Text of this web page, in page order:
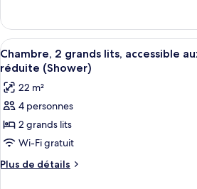
Chambre,
très
grand
lit,
patio
Chambre,
très
grand
patio
Afficher
toutes
les
photos
pour
ce
type
de
Literie
5
Chambre, 2 grands lits, accessible
réduite (Shower)
22 m²
4 personnes
2 grands lits
Wi-Fi gratuit
Plus de détails
Plus